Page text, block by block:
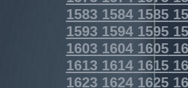
158315841585
159315941595
160316041605
161316141615
162316241625